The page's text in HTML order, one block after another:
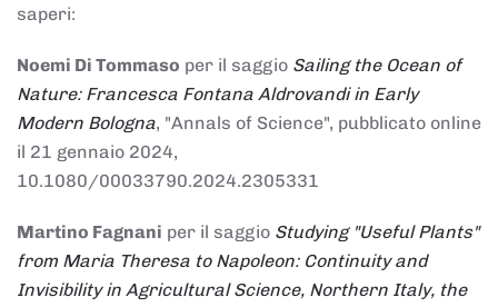
saperi:
Noemi Di Tommaso per il saggio Sailing the Ocean of
Nature: Francesca Fontana Aldrovandi in Early
Modern Bologna, "Annals of Science", pubblicato online
il 21 gennaio 2024,
10.1080/00033790.2024.2305331
Martino Fagnani per il saggio Studying "Useful Plants"
from Maria Theresa to Napoleon: Continuity and
Invisibility in Agricultural Science, Northern Italy, the